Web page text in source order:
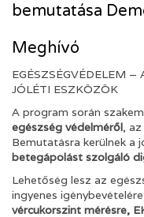
bemutatása
Meghívó
EGÉSZSÉGVÉDELEM
JÓLÉTI ESZKÖZÖK
A program során
egészség védelméről, az
Bemutatásra kerülnek a
betegápolást szolgáló
Lehetőség lesz az
ingyenes
vércukorszint mérésre,